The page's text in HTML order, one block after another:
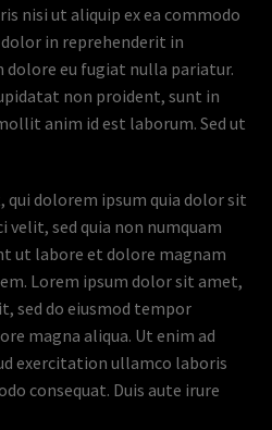
nisi ut aliquip ex ea commodo
in reprehenderit in
eu fugiat nulla pariatur.
non proident, sunt in
anim id est laborum. Sed ut
qui dolorem ipsum quia dolor sit
velit, sed quia non numquam
ut labore et dolore magnam
Lorem ipsum dolor sit amet,
sed do eiusmod tempor
magna aliqua. Ut enim ad
exercitation ullamco laboris
consequat. Duis aute irure